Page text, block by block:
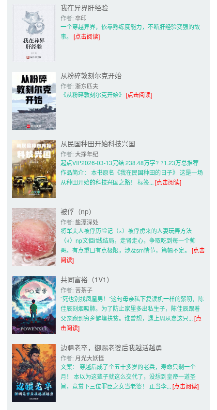
我在异界肝经验
作者: 卒印
一个穿越异界，依靠熟练度能力，不断肝经验变强的故
事。 [点击阅读]
从粉碎敦刻尔克开始
作者: 浙东匹夫
《从粉碎敦刻尔克开始》 [点击阅读]
从民国种田开始科技兴国
作者: 大挣年纪
起点VIP2026-03-13完结 238.48万字? ?1.23万总推荐
作品简介： 本书原名《我在民国种田的日子》 这是一场
从种田开始的科技兴国之路！ 标签... [点击阅读]
被俘（np）
作者: 盐潭深处
将军夫人被俘历险记（×）被俘虏来的人妻玩弄方法
（√）np文但if线结局，走肾走心，争取吃到每一个帅
哥。有点重口有点极限，涉及sm情节，篇幅不定。 [点击
阅读]
共同富裕（1V1）
作者: 苦茶子
“死也别找凤凰男！”这句母亲私下复读机一样的絮叨，陈
佳辰刻烟吸肺。为了防止家里多出私生子，陈佳辰跟着
父亲跑到穷乡僻壤扶贫。谁曾想，遇上周从嘉这只... [点
击阅读]
边疆老卒，御赐老婆后我越活越勇
作者: 月光大妖怪
文案： 穿越后成了个五十多岁的老兵，寿命只剩一个
月！ 本以为这辈子就这么交代了，没想到皇帝一道圣
旨，竟赏下三位罪臣之女当老婆！ 正当李... [点击阅读]